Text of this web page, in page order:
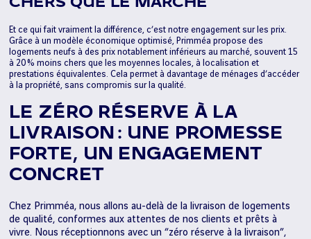
Et ce qui fait vraiment la différence, c’est notre engagement sur les prix.
Grâce à un modèle économique optimisé, Primméa propose des
logements neufs à des prix notablement inférieurs au marché, souvent 15
à 20 % moins chers que les moyennes locales, à localisation et
prestations équivalentes. Cela permet à davantage de ménages d’accéder
à la propriété, sans compromis sur la qualité.
LE ZÉRO RÉSERVE À LA
LIVRAISON : UNE PROMESSE
FORTE, UN ENGAGEMENT
CONCRET
Chez Primméa, nous allons au-delà de la livraison de logements
de qualité, conformes aux attentes de nos clients et prêts à
vivre. Nous réceptionnons avec un “zéro réserve à la livraison”,